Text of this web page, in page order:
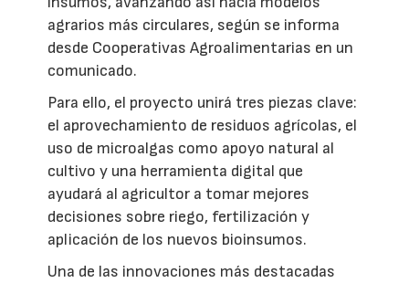
agrarios más circulares, según se informa
desde Cooperativas Agroalimentarias en un
comunicado.
Para ello, el proyecto unirá tres piezas clave:
el aprovechamiento de residuos agrícolas, el
uso de microalgas como apoyo natural al
cultivo y una herramienta digital que
ayudará al agricultor a tomar mejores
decisiones sobre riego, fertilización y
aplicación de los nuevos bioinsumos.
Una de las innovaciones más destacadas